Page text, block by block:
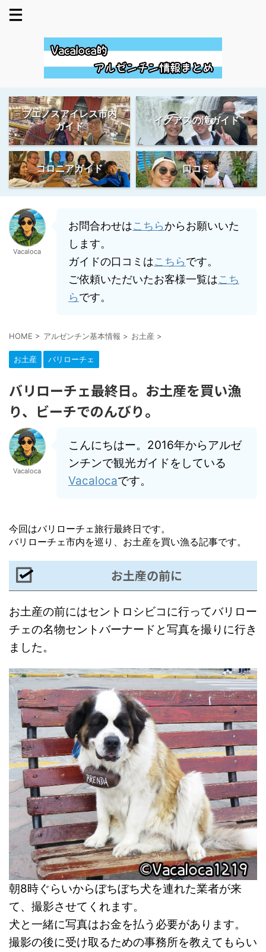
ブエノスアイレス市内
ガイド
イグアスの滝ガイド
コロニアガイド 口コミ
Vacaloca
お問合わせはこちらからお願いいた
します。
ガイドの口コミはこちらです。
ご依頼いただいたお客様一覧はこち
らです。
HOME > アルゼンチン基本情報 > お土産 >
お土産 バリローチェ
バリローチェ最終日。お土産を買い漁
り、ビーチでのんびり。
Vacaloca
こんにちはー。2016年からアルゼ
ンチンで観光ガイドをしている
Vacalocaです。
今回はバリローチェ旅行最終日です。
バリローチェ市内を巡り、お土産を買い漁る記事です。
お土産の前に
お土産の前にはセントロシビコに行ってバリロー
チェの名物セントバーナードと写真を撮りに行き
ました。
朝8時ぐらいからぼちぼち犬を連れた業者が来
て、撮影させてくれます。
犬と一緒に写真はお金を払う必要があります。
撮影の後に受け取るための事務所を教えてもらい